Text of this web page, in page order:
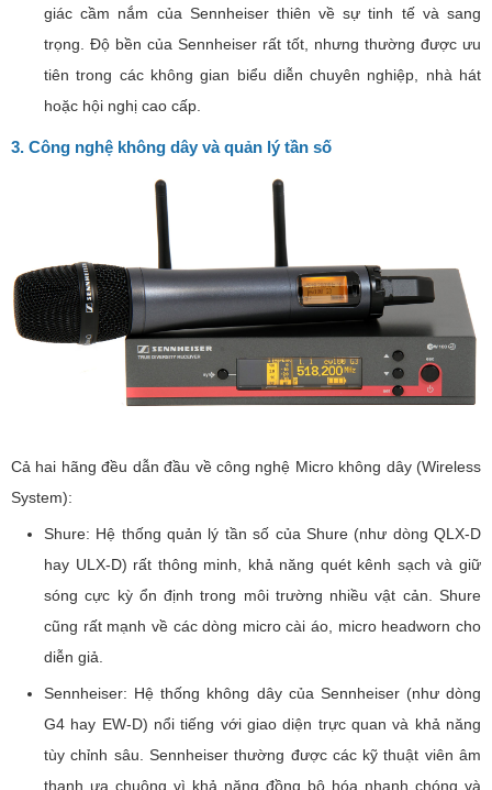
giác cầm nắm của Sennheiser thiên về sự tinh tế và sang
trọng. Độ bền của Sennheiser rất tốt, nhưng thường được ưu
tiên trong các không gian biểu diễn chuyên nghiệp, nhà hát
hoặc hội nghị cao cấp.
3. Công nghệ không dây và quản lý tần số
Cả hai hãng đều dẫn đầu về công nghệ Micro không dây (Wireless
System):
Shure: Hệ thống quản lý tần số của Shure (như dòng QLX-D
hay ULX-D) rất thông minh, khả năng quét kênh sạch và giữ
sóng cực kỳ ổn định trong môi trường nhiều vật cản. Shure
cũng rất mạnh về các dòng micro cài áo, micro headworn cho
diễn giả.
Sennheiser: Hệ thống không dây của Sennheiser (như dòng
G4 hay EW-D) nổi tiếng với giao diện trực quan và khả năng
tùy chỉnh sâu. Sennheiser thường được các kỹ thuật viên âm
thanh ưa chuộng vì khả năng đồng bộ hóa nhanh chóng và